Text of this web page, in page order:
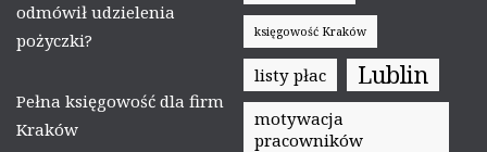
odmówił udzielenia
pożyczki?
Pełna księgowość dla firm
Kraków
księgowość Kraków
listy płac Lublin
motywacja
pracowników